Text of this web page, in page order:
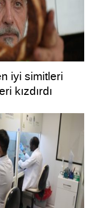
iyi simitleri
kızdırdı